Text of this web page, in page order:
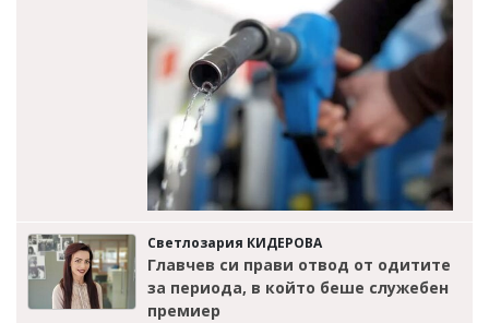
Светлозария КИДЕРОВА
Главчев си прави отвод от одитите
за периода, в който беше служебен
премиер